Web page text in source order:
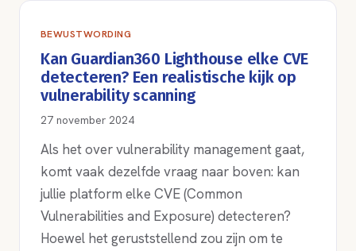
BEWUSTWORDING
Kan Guardian360 Lighthouse elke CVE
detecteren? Een realistische kijk op
vulnerability scanning
27 november 2024
Als het over vulnerability management gaat,
komt vaak dezelfde vraag naar boven: kan
jullie platform elke CVE (Common
Vulnerabilities and Exposure) detecteren?
Hoewel het geruststellend zou zijn om te